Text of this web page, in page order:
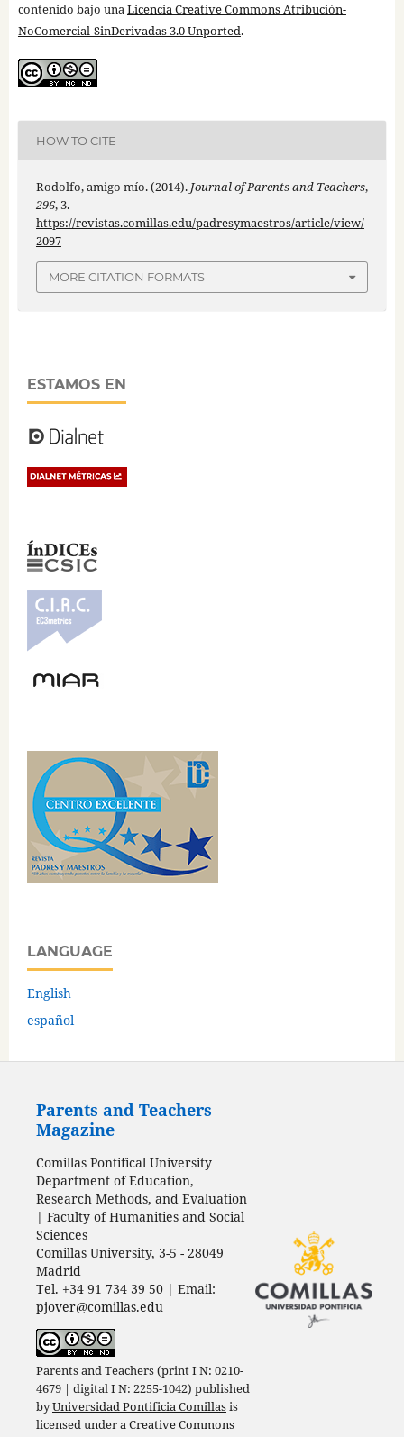
contenido bajo unaLicencia Creative Commons Atribución-
NoComercial-SinDerivadas 3.0 Unported.
HOW TO CITE
Rodolfo, amigo mío. (2014). Journal of Parents and Teachers,
296, 3.
https://revistas.comillas.edu/padresymaestros/article/view/
2097
MORE CITATION FORMATS
ESTAMOS EN
LANGUAGE
English
español
Parents and Teachers
Magazine
Comillas Pontifical University
Department of Education,
Research Methods, and Evaluation
| Faculty of Humanities and Social
Sciences
Comillas University, 3-5 - 28049
Madrid
Tel. +34 91 734 39 50 | Email:
pjover@comillas.edu
Parents and Teachers (print I N: 0210-
4679 | digital I N: 2255-1042) published
byUniversidad Pontificia Comillasis
licensed under aCreative Commons